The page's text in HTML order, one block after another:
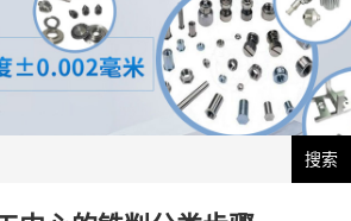
搜索